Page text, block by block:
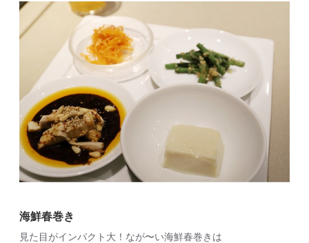
海鮮春巻き
見た目がインパクト大！なが〜い海鮮春巻きは